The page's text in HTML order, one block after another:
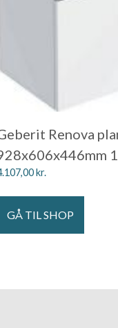
Renova
kr.
GÅ TIL SHOP